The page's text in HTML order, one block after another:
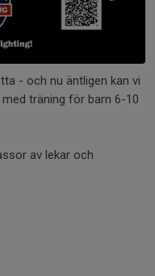
- och nu äntligen kan vi
träning för barn 6-10
av lekar och